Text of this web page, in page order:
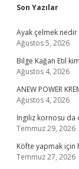
Son Yazılar
Ayak çelmek nedir
Ağustos 5, 2026
Bilge Kağan Etil
Ağustos 4, 2026
ANEW POWER
Ağustos 4, 2026
İngiliz kornosu da
Temmuz 29, 2026
Köfte yapmak için
Temmuz 27, 2026